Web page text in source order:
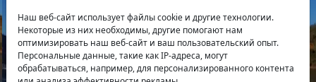
Previous Next
Наш веб-сайт использует файлы cookie и другие технологии.
Некоторые из них необходимы, другие помогают нам
оптимизировать наш веб-сайт и ваш пользовательский опыт.
Персональные данные, такие как IP-адреса, могут
обрабатываться, например, для персонализированного контента